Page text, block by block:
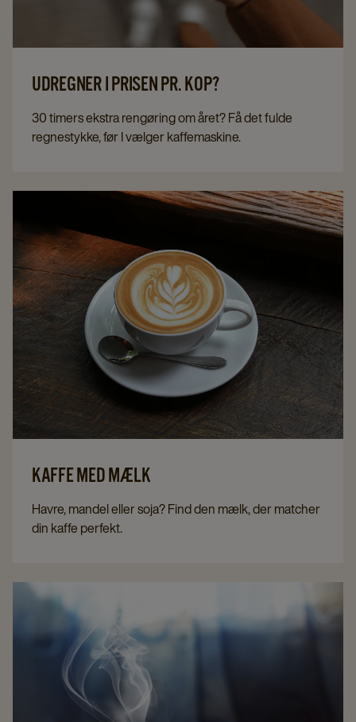
UDREGNER I PRISEN PR. KOP?
30 timers ekstra rengøring om året? Få det fulde
regnestykke, før I vælger kaffemaskine.
KAFFE MED MÆLK
Havre, mandel eller soja? Find den mælk, der matcher
din kaffe perfekt.